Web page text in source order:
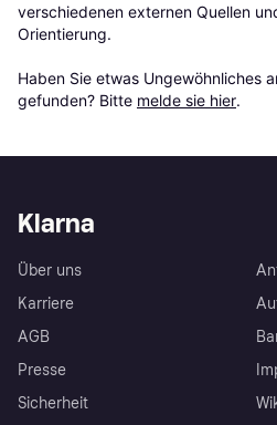
verschiedenen externen Quellen
Orientierung.
Haben Sie etwas Ungewöhnliches
gefunden? Bitte melde sie hier.
Klarna
Über uns
Karriere
AGB
Presse
Sicherheit